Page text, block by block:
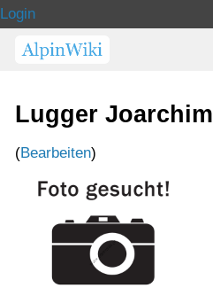
Login
Lugger Joarchim
(Bearbeiten)